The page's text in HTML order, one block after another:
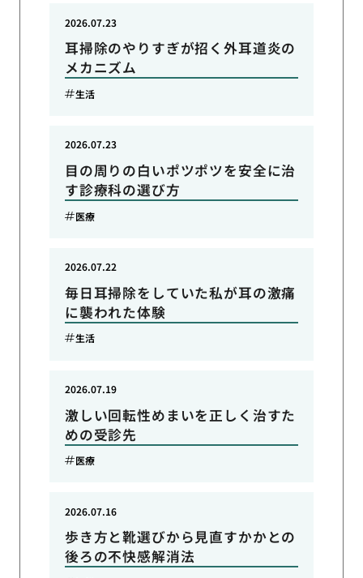
耳掃除のやりすぎが招く外耳道炎の
メカニズム
2026.07.23
生活
目の周りの白いポツポツを安全に治
す診療科の選び方
2026.07.23
医療
毎日耳掃除をしていた私が耳の激痛
に襲われた体験
2026.07.22
生活
激しい回転性めまいを正しく治すた
めの受診先
2026.07.19
医療
歩き方と靴選びから見直すかかとの
後ろの不快感解消法
2026.07.16